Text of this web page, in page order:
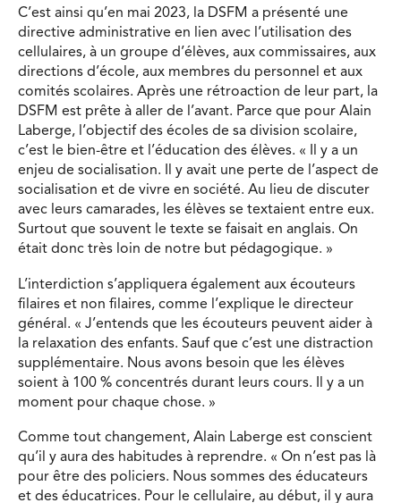
C’est ainsi qu’en mai 2023, la DSFM a présenté une
directive administrative en lien avec l’utilisation des
cellulaires, à un groupe d’élèves, aux commissaires, aux
directions d’école, aux membres du personnel et aux
comités scolaires. Après une rétroaction de leur part, la
DSFM est prête à aller de l’avant. Parce que pour Alain
Laberge, l’objectif des écoles de sa division scolaire,
c’est le bien-être et l’éducation des élèves. « Il y a un
enjeu de socialisation. Il y avait une perte de l’aspect de
socialisation et de vivre en société. Au lieu de discuter
avec leurs camarades, les élèves se textaient entre eux.
Surtout que souvent le texte se faisait en anglais. On
était donc très loin de notre but pédagogique. »
L’interdiction s’appliquera également aux écouteurs
filaires et non filaires, comme l’explique le directeur
général. « J’entends que les écouteurs peuvent aider à
la relaxation des enfants. Sauf que c’est une distraction
supplémentaire. Nous avons besoin que les élèves
soient à 100 % concentrés durant leurs cours. Il y a un
moment pour chaque chose. »
Comme tout changement, Alain Laberge est conscient
qu’il y aura des habitudes à reprendre. « On n’est pas là
pour être des policiers. Nous sommes des éducateurs
et des éducatrices. Pour le cellulaire, au début, il y aura